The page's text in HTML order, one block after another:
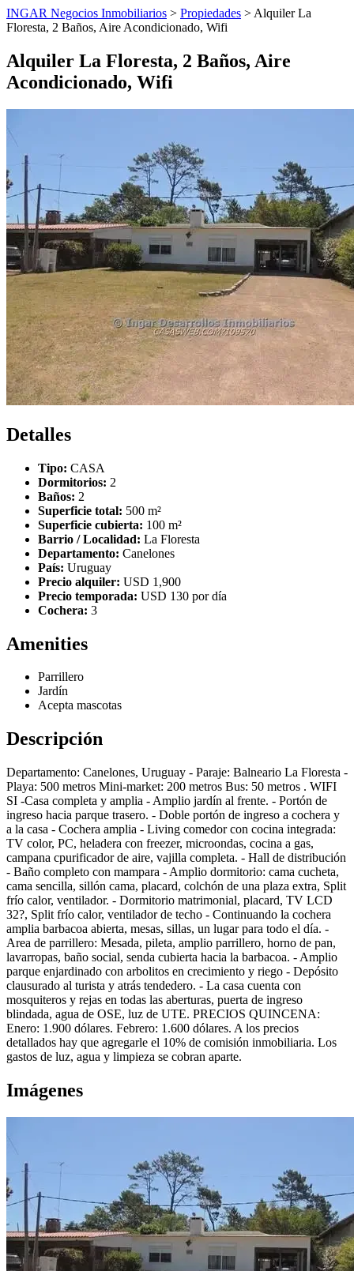
INGAR Negocios Inmobiliarios > Propiedades > Alquiler La
Floresta, 2 Baños, Aire Acondicionado, Wifi
Alquiler La Floresta, 2 Baños, Aire
Acondicionado, Wifi
Detalles
Tipo: CASA
Dormitorios: 2
Baños: 2
Superficie total: 500 m²
Superficie cubierta: 100 m²
Barrio / Localidad: La Floresta
Departamento: Canelones
País: Uruguay
Precio alquiler: USD 1,900
Precio temporada: USD 130 por día
Cochera: 3
Amenities
Parrillero
Jardín
Acepta mascotas
Descripción
Departamento: Canelones, Uruguay - Paraje: Balneario La Floresta -
Playa: 500 metros Mini-market: 200 metros Bus: 50 metros . WIFI
SI -Casa completa y amplia - Amplio jardín al frente. - Portón de
ingreso hacia parque trasero. - Doble portón de ingreso a cochera y
a la casa - Cochera amplia - Living comedor con cocina integrada:
TV color, PC, heladera con freezer, microondas, cocina a gas,
campana cpurificador de aire, vajilla completa. - Hall de distribución
- Baño completo con mampara - Amplio dormitorio: cama cucheta,
cama sencilla, sillón cama, placard, colchón de una plaza extra, Split
frío calor, ventilador. - Dormitorio matrimonial, placard, TV LCD
32?, Split frío calor, ventilador de techo - Continuando la cochera
amplia barbacoa abierta, mesas, sillas, un lugar para todo el día. -
Area de parrillero: Mesada, pileta, amplio parrillero, horno de pan,
lavarropas, baño social, senda cubierta hacia la barbacoa. - Amplio
parque enjardinado con arbolitos en crecimiento y riego - Depósito
clausurado al turista y atrás tendedero. - La casa cuenta con
mosquiteros y rejas en todas las aberturas, puerta de ingreso
blindada, agua de OSE, luz de UTE. PRECIOS QUINCENA:
Enero: 1.900 dólares. Febrero: 1.600 dólares. A los precios
detallados hay que agregarle el 10% de comisión inmobiliaria. Los
gastos de luz, agua y limpieza se cobran aparte.
Imágenes